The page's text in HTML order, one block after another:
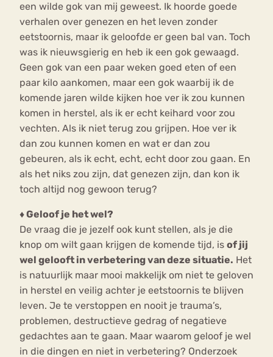
een wilde gok van mij geweest. Ik hoorde goede
verhalen over genezen en het leven zonder
eetstoornis, maar ik geloofde er geen bal van. Toch
was ik nieuwsgierig en heb ik een gok gewaagd.
Geen gok van een paar weken goed eten of een
paar kilo aankomen, maar een gok waarbij ik de
komende jaren wilde kijken hoe ver ik zou kunnen
komen in herstel, als ik er echt keihard voor zou
vechten. Als ik niet terug zou grijpen. Hoe ver ik
dan zou kunnen komen en wat er dan zou
gebeuren, als ik echt, echt, echt door zou gaan. En
als het niks zou zijn, dat genezen zijn, dan kon ik
toch altijd nog gewoon terug?
♦ Geloof je het wel?
De vraag die je jezelf ook kunt stellen, als je die
knop om wilt gaan krijgen de komende tijd, is of jij
wel gelooft in verbetering van deze situatie. Het
is natuurlijk maar mooi makkelijk om niet te geloven
in herstel en veilig achter je eetstoornis te blijven
leven. Je te verstoppen en nooit je trauma’s,
problemen, destructieve gedrag of negatieve
gedachtes aan te gaan. Maar waarom geloof je wel
in die dingen en niet in verbetering? Onderzoek